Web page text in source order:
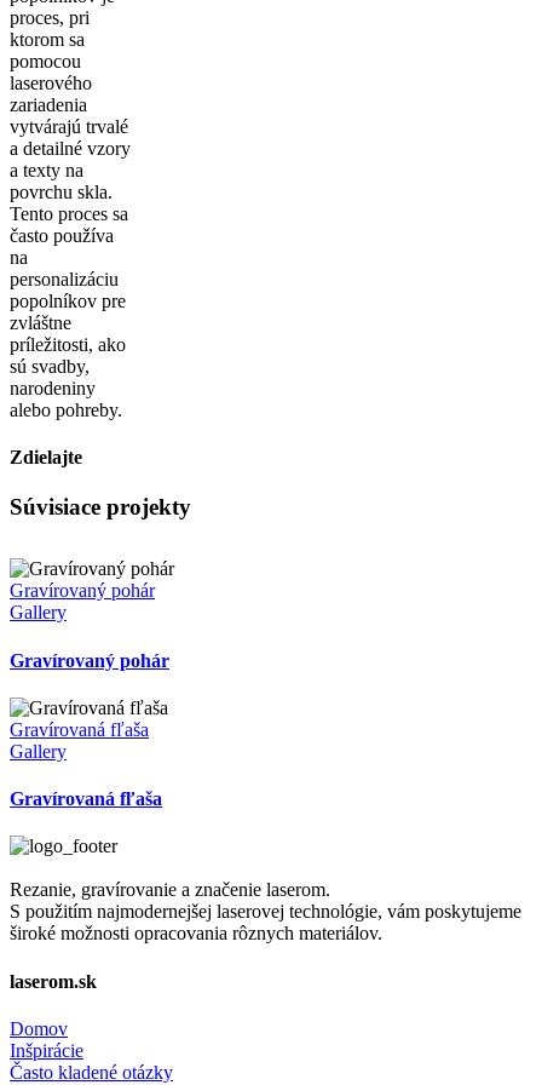
proces, pri
ktorom sa
pomocou
laserového
zariadenia
vytvárajú trvalé
a detailné vzory
a texty na
povrchu skla.
Tento proces sa
často používa
na
personalizáciu
popolníkov pre
zvláštne
príležitosti, ako
sú svadby,
narodeniny
alebo pohreby.
Zdielajte
Facebook
X
Reddit
LinkedIn
Tumblr
Pinterest
Vk
Email
Súvisiace projekty
Gravírovaný pohár
Gallery
Gravírovaný pohár
Gravírovaná fľaša
Gallery
Gravírovaná fľaša
Rezanie, gravírovanie a značenie laserom.
S použitím najmodernejšej laserovej technológie, vám poskytujeme
široké možnosti opracovania rôznych materiálov.
laserom.sk
Domov
Inšpirácie
Často kladené otázky